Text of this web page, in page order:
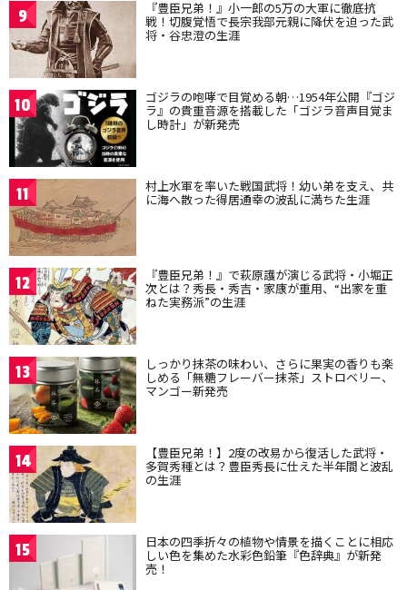
9 『豊臣兄弟！』小一郎の5万の大軍に徹底抗
戦！切腹覚悟で長宗我部元親に降伏を迫った武
将・谷忠澄の生涯
10 ゴジラの咆哮で目覚める朝…1954年公開『ゴジ
ラ』の貴重音源を搭載した「ゴジラ音声目覚ま
し時計」が新発売
11 村上水軍を率いた戦国武将！幼い弟を支え、共
に海へ散った得居通幸の波乱に満ちた生涯
12 『豊臣兄弟！』で萩原護が演じる武将・小堀正
次とは？秀長・秀吉・家康が重用、“出家を重
ねた実務派”の生涯
13 しっかり抹茶の味わい、さらに果実の香りも楽
しめる「無糖フレーバー抹茶」ストロベリー、
マンゴー新発売
14 【豊臣兄弟！】2度の改易から復活した武将・
多賀秀種とは？豊臣秀長に仕えた半年間と波乱
の生涯
15 日本の四季折々の植物や情景を描くことに相応
しい色を集めた水彩色鉛筆『色辞典』が新発
売！